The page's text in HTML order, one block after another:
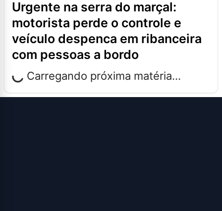
urgente na serra do marçal:
motorista perde o controle e
veículo despenca em ribanceira
com pessoas a bordo
Carregando próxima matéria...